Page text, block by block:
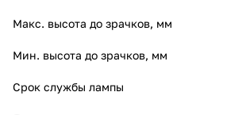
Макс. высота до зрачков, мм
Мин. высота до зрачков, мм
Срок службы лампы